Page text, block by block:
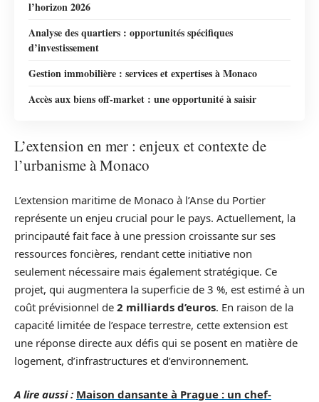
l’horizon 2026
Analyse des quartiers : opportunités spécifiques
d’investissement
Gestion immobilière : services et expertises à Monaco
Accès aux biens off-market : une opportunité à saisir
L’extension en mer : enjeux et contexte de
l’urbanisme à Monaco
L’extension maritime de Monaco à l’Anse du Portier
représente un enjeu crucial pour le pays. Actuellement, la
principauté fait face à une pression croissante sur ses
ressources foncières, rendant cette initiative non
seulement nécessaire mais également stratégique. Ce
projet, qui augmentera la superficie de 3 %, est estimé à un
coût prévisionnel de 2 milliards d’euros. En raison de la
capacité limitée de l’espace terrestre, cette extension est
une réponse directe aux défis qui se posent en matière de
logement, d’infrastructures et d’environnement.
A lire aussi : Maison dansante à Prague : un chef-